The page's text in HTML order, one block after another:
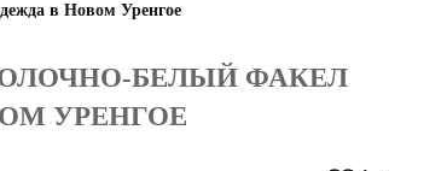
в Новом Уренгое
БЕЛЫЙ ФАКЕЛ
УРЕНГОЕ